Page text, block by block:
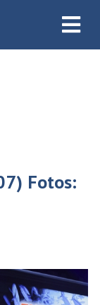
Fotos: